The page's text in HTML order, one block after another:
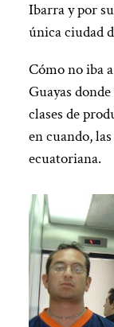
Ibarra y por
única ciudad
Cómo no iba
Guayas
clases de
en cuando,
ecuatoriana.